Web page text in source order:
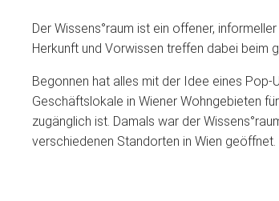
Der Wissens°raum ist ein offener,
Herkunft und Vorwissen treffen dabei beim
Begonnen hat alles mit der Idee eines
Geschäftslokale in Wiener Wohngebieten
zugänglich ist. Damals war der
verschiedenen Standorten in Wien